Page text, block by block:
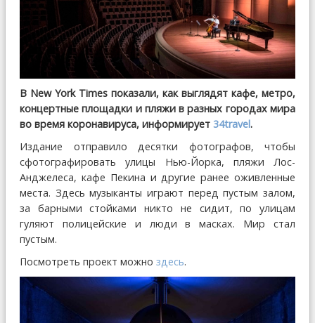
В New York Times показали, как выглядят кафе, метро,
концертные площадки и пляжи в разных городах мира
во время коронавируса, информирует 34travel.
Издание отправило десятки фотографов, чтобы
сфотографировать улицы Нью-Йорка, пляжи Лос-
Анджелеса, кафе Пекина и другие ранее оживленные
места. Здесь музыканты играют перед пустым залом,
за барными стойками никто не сидит, по улицам
гуляют полицейские и люди в масках. Мир стал
пустым.
Посмотреть проект можно здесь.